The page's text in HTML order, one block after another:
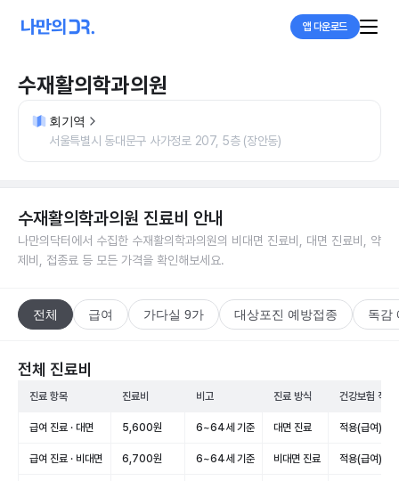
앱 다운로드
수재활의학과의원
회기역
서울특별시 동대문구 사가정로 207, 5층 (장안동)
수재활의학과의원 진료비 안내
나만의닥터에서 수집한 수재활의학과의원의 비대면 진료비, 대면 진료비, 약
제비, 접종료 등 모든 가격을 확인해보세요.
전체 급여 가다실 9가 대상포진 예방접종 독감
전체 진료비
진료 항목 진료비 비고 진료 방식 건강보험 적용
급여 진료 · 대면 5,600원 6~64세 기준 대면 진료 적용(급여)
급여 진료 · 비대면 6,700원 6~64세 기준 비대면 진료 적용(급여)